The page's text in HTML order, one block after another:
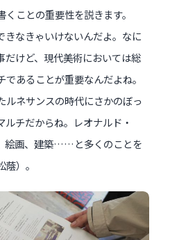
ことの重要性を説きます。
きなきゃいけないんだよ。なに
だけど、現代美術においては総
あることが重要なんだよね。
ルネサンスの時代にさかのぼっ
チだからね。レオナルド・
絵画、建築……と多くのことを
）。